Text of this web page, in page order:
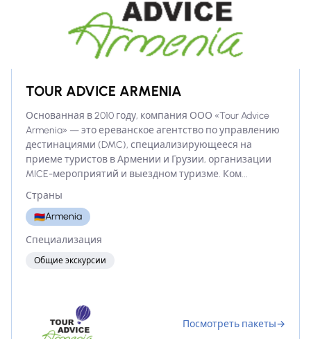
TOUR ADVICE ARMENIA
Основанная в 2010 году, компания ООО «Tour Advice
Armenia» — это ереванское агентство по управлению
дестинациями (DMC), специализирующееся на
приеме туристов в Армении и Грузии, организации
MICE-мероприятий и выездном туризме. Ком...
Страны
🇦🇲Armenia
Специализация
Общие экскурсии
Посмотреть пакеты→